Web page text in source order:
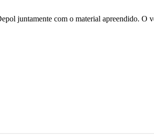
juntamente com o material apreendido.